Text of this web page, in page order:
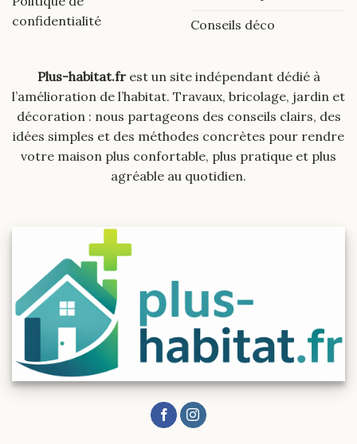
confidentialité
Conseils déco
Plus-habitat.frest un site indépendant dédié à
l’amélioration de l’habitat. Travaux, bricolage, jardin et
décoration : nous partageons des conseils clairs, des
idées simples et des méthodes concrètes pour rendre
votre maison plus confortable, plus pratique et plus
agréable au quotidien.